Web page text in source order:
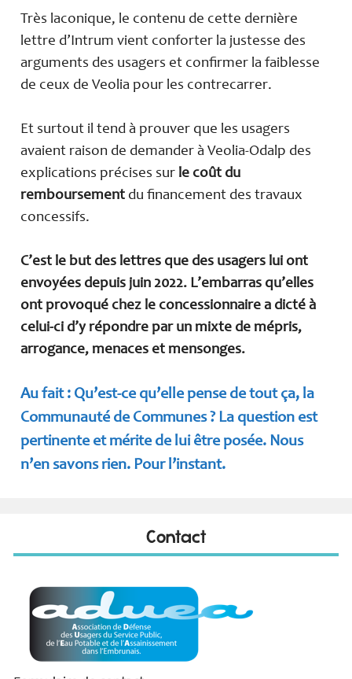
Très laconique, le contenu de cette dernière
lettre d’Intrum vient conforter la justesse des
arguments des usagers et confirmer la faiblesse
de ceux de Veolia pour les contrecarrer.
Et surtout il tend à prouver que les usagers
avaient raison de demander à Veolia-Odalp des
explications précises sur le coût du
remboursement du financement des travaux
concessifs.
C’est le but des lettres que des usagers lui ont
envoyées depuis juin 2022. L’embarras qu’elles
ont provoqué chez le concessionnaire a dicté à
celui-ci d’y répondre par un mixte de mépris,
arrogance, menaces et mensonges.
Au fait : Qu’est-ce qu’elle pense de tout ça, la
Communauté de Communes ? La question est
pertinente et mérite de lui être posée. Nous
n’en savons rien. Pour l’instant.
Contact